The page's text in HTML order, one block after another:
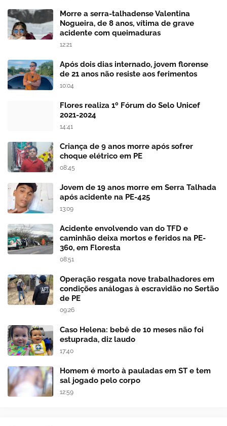
Morre a serra-talhadense Valentina
Nogueira, de 8 anos, vítima de grave
acidente com queimaduras
12:21
Após dois dias internado, jovem florense
de 21 anos não resiste aos ferimentos
10:04
Flores realiza 1º Fórum do Selo Unicef
2021-2024
14:41
Criança de 9 anos morre após sofrer
choque elétrico em PE
08:45
Jovem de 19 anos morre em Serra Talhada
após acidente na PE-425
13:09
Acidente envolvendo van do TFD e
caminhão deixa mortos e feridos na PE-
360, em Floresta
08:51
Operação resgata nove trabalhadores em
condições análogas à escravidão no Sertão
de PE
09:26
Caso Helena: bebê de 10 meses não foi
estuprada, diz laudo
17:40
Homem é morto à pauladas em ST e tem
sal jogado pelo corpo
12:59